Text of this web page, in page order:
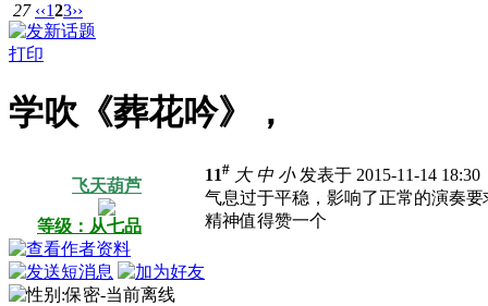
27 ‹‹123››
打印
学吹《葬花吟》，
飞天葫芦
等级：从七品
11# 大 中 小发表于 2015-11-14 18:30
气息过于平稳，影响了正常的演奏
精神值得赞一个